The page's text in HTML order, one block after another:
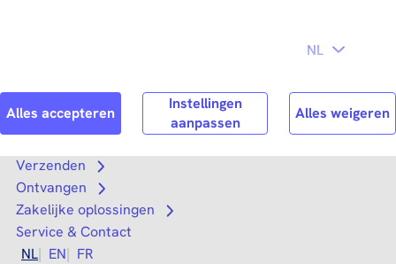
Search Zoek
Verzenden
Open submenu
Ontvangen
Open submenu
Zakelijke oplossingen
Open submenu
Service & Contact
NL
EN FR